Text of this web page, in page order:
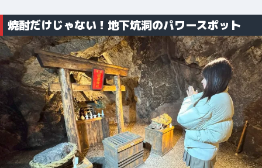
焼酎だけじゃない！地下坑洞のパワースポット